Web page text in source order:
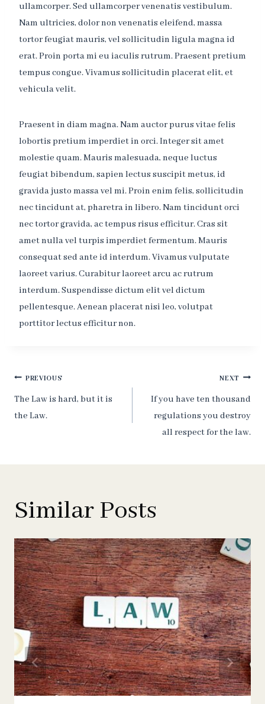
ullamcorper. Sed ullamcorper venenatis vestibulum.
Nam ultricies, dolor non venenatis eleifend, massa
tortor feugiat mauris, vel sollicitudin ligula magna id
erat. Proin porta mi eu iaculis rutrum. Praesent pretium
tempus congue. Vivamus sollicitudin placerat elit, et
vehicula velit.
Praesent in diam magna. Nam auctor purus vitae felis
lobortis pretium imperdiet in orci. Integer sit amet
molestie quam. Mauris malesuada, neque luctus
feugiat bibendum, sapien lectus suscipit metus, id
gravida justo massa vel mi. Proin enim felis, sollicitudin
nec tincidunt at, pharetra in libero. Nam tincidunt orci
nec tortor gravida, ac tempus risus efficitur. Cras sit
amet nulla vel turpis imperdiet fermentum. Mauris
consequat sed ante id interdum. Vivamus vulputate
laoreet varius. Curabitur laoreet arcu ac rutrum
interdum. Suspendisse dictum elit vel dictum
pellentesque. Aenean placerat nisi leo, volutpat
porttitor lectus efficitur non.
Post
navigation
PREVIOUS
The Law is hard, but it is
the Law.
NEXT
If you have ten thousand
regulations you destroy
all respect for the law.
Similar Posts